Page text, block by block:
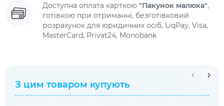
Доступна оплата карткою "Пакунок малюка",
готівкою при отриманні, безготівковий
розрахунок для юридичних осіб, LiqPay, Visa,
MasterCard, Privat24, Monobank
З цим товаром купують